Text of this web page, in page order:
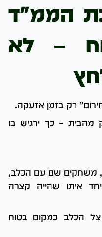
הממ"ד
– לא
רק בזמן אזעקה.
מהבית – כך ירגיש בו
משחקים שם עם הכלב,
איתו שהייה קצרה
הכלב כמקום בטוח